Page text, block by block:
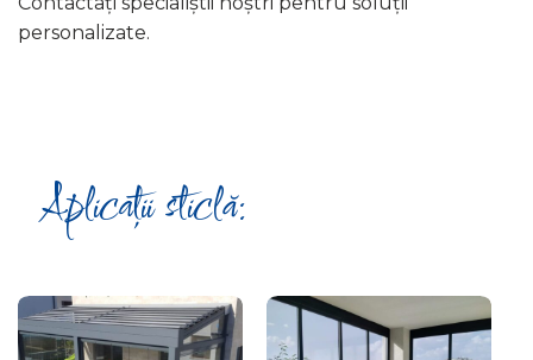
personalizate.
Aplicații sticlă: